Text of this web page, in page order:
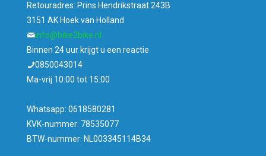
Retouradres: Prins Hendrikstraat 243B
3151 AK Hoek van Holland
info@bike2bike.nl
Binnen 24 uur krijgt u een reactie
0850043014
Ma-vrij 10:00 tot 15:00
Whatsapp: 0618580281
KVK-nummer: 78535077
BTW-nummer: NL003345114B34